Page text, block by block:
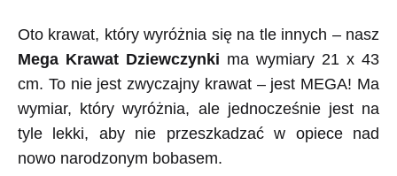
Oto krawat, który wyróżnia się na tle innych – nasz
Mega Krawat Dziewczynki ma wymiary 21 x 43
cm. To nie jest zwyczajny krawat – jest MEGA! Ma
wymiar, który wyróżnia, ale jednocześnie jest na
tyle lekki, aby nie przeszkadzać w opiece nad
nowo narodzonym bobasem.